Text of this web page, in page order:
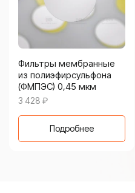
Фильтры мембранные
из полиэфирсульфона
(ФМПЭС) 0,45 мкм
3 428 ₽
Подробнее